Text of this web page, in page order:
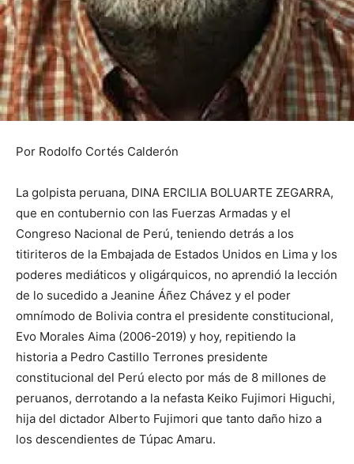
Por Rodolfo Cortés Calderón
La golpista peruana, DINA ERCILIA BOLUARTE ZEGARRA,
que en contubernio con las Fuerzas Armadas y el
Congreso Nacional de Perú, teniendo detrás a los
titiriteros de la Embajada de Estados Unidos en Lima y los
poderes mediáticos y oligárquicos, no aprendió la lección
de lo sucedido a Jeanine Áñez Chávez y el poder
omnímodo de Bolivia contra el presidente constitucional,
Evo Morales Aima (2006-2019) y hoy, repitiendo la
historia a Pedro Castillo Terrones presidente
constitucional del Perú electo por más de 8 millones de
peruanos, derrotando a la nefasta Keiko Fujimori Higuchi,
hija del dictador Alberto Fujimori que tanto daño hizo a
los descendientes de Túpac Amaru.